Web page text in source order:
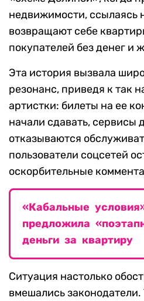
недвижимости, ссылаясь
возвращают себе
покупателей без денег и
Эта история вызвала
резонанс, приведя к так
артистки: билеты на ее
начали сдавать, сервисы
отказываются
пользователи соцсетей
оскорбительные
«Кабальные
предложила
деньги за квартиру
Ситуация настолько
вмешались